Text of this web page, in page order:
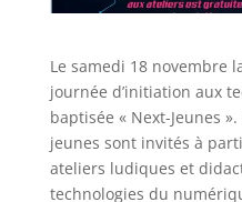
Le samedi 18 novembre
journée d’initiation aux
baptisée « Next-Jeunes
jeunes sont invités à
ateliers ludiques et
technologies du